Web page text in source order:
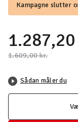
Kampagne slutter
Pris nedsat fra
1.609,00 kr.til
Sådan måler du